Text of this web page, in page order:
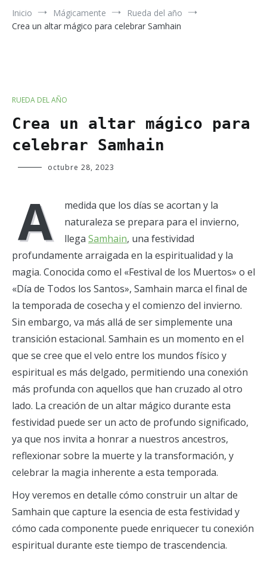
Inicio Mágicamente
Rueda del año
Crea un altar mágico para celebrar Samhain
RUEDA DEL AÑO
Crea un altar mágico para
celebrar Samhain
Verde
octubre 28, 2023
A
medida que los días se acortan y la
naturaleza se prepara para el invierno,
llega Samhain, una festividad
profundamente arraigada en la espiritualidad y la
magia. Conocida como el «Festival de los Muertos» o el
«Día de Todos los Santos», Samhain marca el final de
la temporada de cosecha y el comienzo del invierno.
Sin embargo, va más allá de ser simplemente una
transición estacional. Samhain es un momento en el
que se cree que el velo entre los mundos físico y
espiritual es más delgado, permitiendo una conexión
más profunda con aquellos que han cruzado al otro
lado. La creación de un altar mágico durante esta
festividad puede ser un acto de profundo significado,
ya que nos invita a honrar a nuestros ancestros,
reflexionar sobre la muerte y la transformación, y
celebrar la magia inherente a esta temporada.
Hoy veremos en detalle cómo construir un altar de
Samhain que capture la esencia de esta festividad y
cómo cada componente puede enriquecer tu conexión
espiritual durante este tiempo de trascendencia.